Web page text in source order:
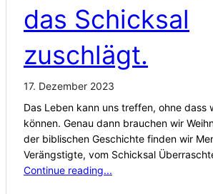
das Schicksal
zuschlägt.
17. Dezember 2023
Das Leben kann uns treffen, ohne dass
können. Genau dann brauchen wir
der biblischen Geschichte finden wir
Verängstigte, vom Schicksal
Continue reading...